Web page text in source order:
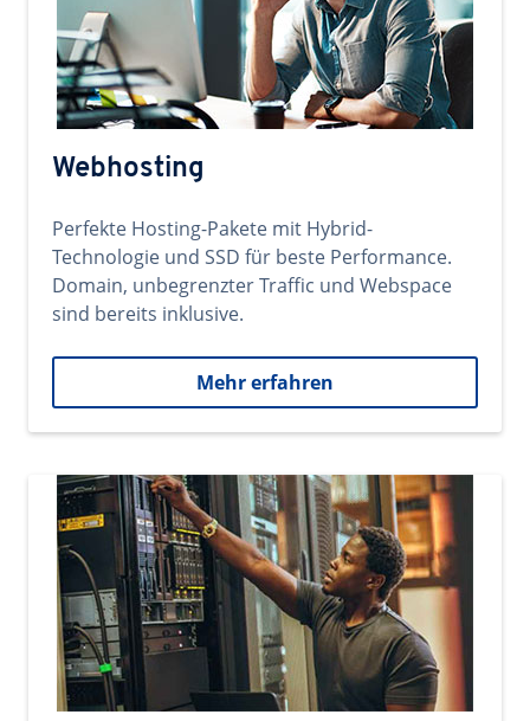
Webhosting
Perfekte Hosting-Pakete mit Hybrid-
Technologie und SSD für beste Performance.
Domain, unbegrenzter Traffic und Webspace
sind bereits inklusive.
Mehr erfahren